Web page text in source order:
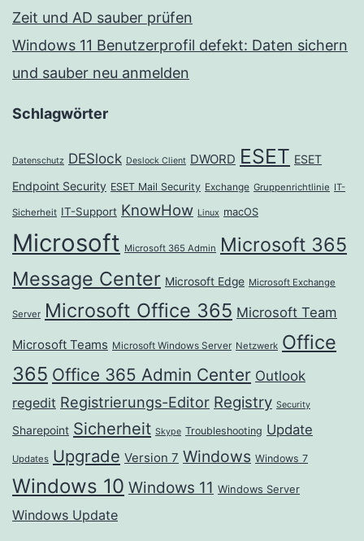
Zeit und AD sauber prüfen
Windows 11 Benutzerprofil defekt: Daten sichern
und sauber neu anmelden
Schlagwörter
Datenschutz DESlock Deslock Client DWORD ESET ESET
Endpoint Security ESET Mail Security Exchange Gruppenrichtlinie IT-
Sicherheit IT-Support KnowHow Linux macOS
Microsoft Microsoft 365 Admin Microsoft 365
Message Center Microsoft Edge Microsoft Exchange
Server Microsoft Office 365 Microsoft Team
Microsoft Teams Microsoft Windows Server Netzwerk Office
365 Office 365 Admin Center Outlook
regedit Registrierungs-Editor Registry Security
Sharepoint Sicherheit Skype Troubleshooting Update
Updates Upgrade Version 7 Windows Windows 7
Windows 10 Windows 11 Windows Server
Windows Update